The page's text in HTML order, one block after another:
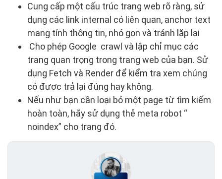
Cung cấp một cấu trúc trang web rõ ràng, sử
dụng các link internal có liên quan, anchor text
mang tính thông tin, nhỏ gọn và tránh lặp lại
Cho phép Google crawl và lập chỉ mục các
trang quan trọng trong trang web của bạn. Sử
dụng Fetch và Render để kiểm tra xem chúng
có được trả lại đúng hay không.
Nếu như bạn cần loại bỏ một page từ tìm kiếm
hoàn toàn, hãy sử dụng thẻ meta robot “
noindex” cho trang đó.